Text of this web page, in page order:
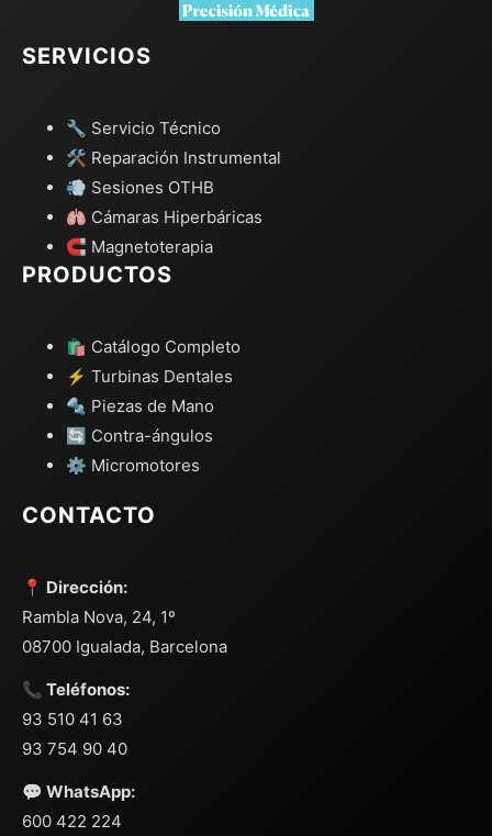
SERVICIOS
🔧 Servicio Técnico
🛠️ Reparación Instrumental
💨 Sesiones OTHB
🫁 Cámaras Hiperbáricas
🧲 Magnetoterapia
PRODUCTOS
🛍️ Catálogo Completo
⚡ Turbinas Dentales
🔩 Piezas de Mano
🔄 Contra-ángulos
⚙️ Micromotores
CONTACTO
📍 Dirección:
Rambla Nova, 24, 1º
08700 Igualada, Barcelona
📞 Teléfonos:
93 510 41 63
93 754 90 40
💬 WhatsApp:
600 422 224